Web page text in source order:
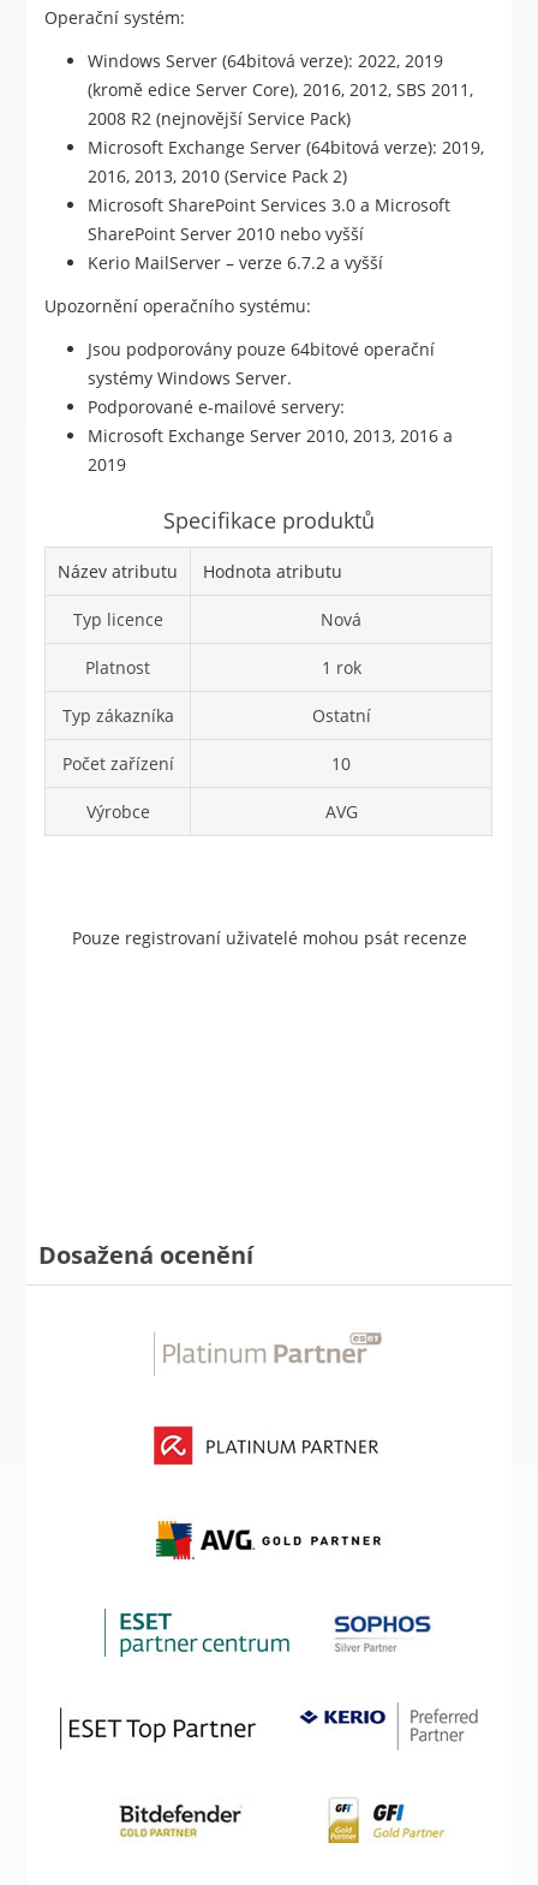
Operační systém:
Windows Server (64bitová verze): 2022, 2019
(kromě edice Server Core), 2016, 2012, SBS 2011,
2008 R2 (nejnovější Service Pack)
Microsoft Exchange Server (64bitová verze): 2019,
2016, 2013, 2010 (Service Pack 2)
Microsoft SharePoint Services 3.0 a Microsoft
SharePoint Server 2010 nebo vyšší
Kerio MailServer – verze 6.7.2 a vyšší
Upozornění operačního systému:
Jsou podporovány pouze 64bitové operační
systémy Windows Server.
Podporované e-mailové servery:
Microsoft Exchange Server 2010, 2013, 2016 a
2019
Specifikace produktů
Název atributu Hodnota atributu
Typ licence Nová
Platnost 1 rok
Typ zákazníka Ostatní
Počet zařízení 10
Výrobce AVG
Pouze registrovaní uživatelé mohou psát recenze
Dosažená ocenění